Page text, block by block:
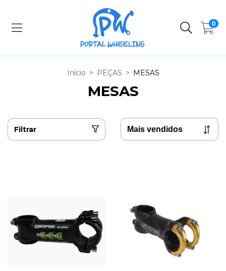
0
Início > PEÇAS > MESAS
MESAS
Filtrar